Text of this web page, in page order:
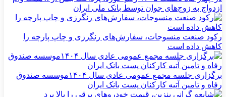
ازدواج به زوج‌های جوان توسط بانک ملی ایران
رکود صنعت منسوجات، سفارش‌های رنگرزی و چاپ پارچه را
کاهش داده است
برگزاری جلسه مجمع عمومی عادی سال ۱۴۰۴موسسه صندوق
رفاه و تامین آتیه کارکنان پست بانک ایران